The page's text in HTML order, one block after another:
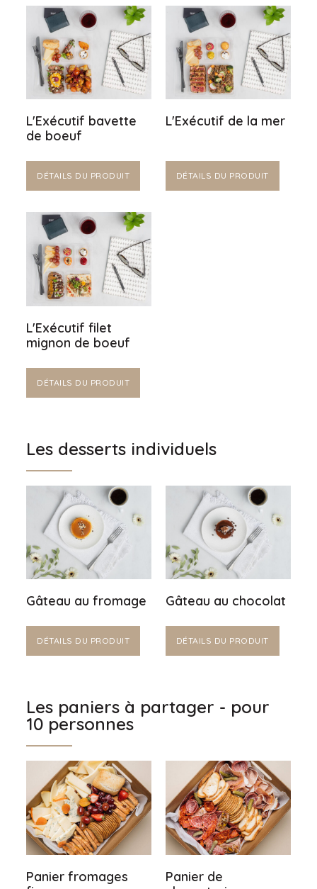
L'Exécutif bavette
de boeuf
DÉTAILS DU PRODUIT
L'Exécutif de la mer
DÉTAILS DU PRODUIT
L'Exécutif filet
mignon de boeuf
DÉTAILS DU PRODUIT
Les desserts individuels
Gâteau au fromage
DÉTAILS DU PRODUIT
Gâteau au chocolat
DÉTAILS DU PRODUIT
Les paniers à partager - pour
10 personnes
Panier fromages
Panier de